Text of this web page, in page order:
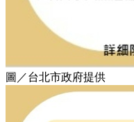
圖／台北市政府提供